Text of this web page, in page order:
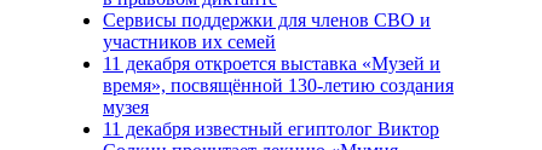
Сервисы поддержки для членов СВО и
участников их семей
11 декабря откроется выставка «Музей и
время», посвящённой 130-летию создания
музея
11 декабря известный египтолог Виктор